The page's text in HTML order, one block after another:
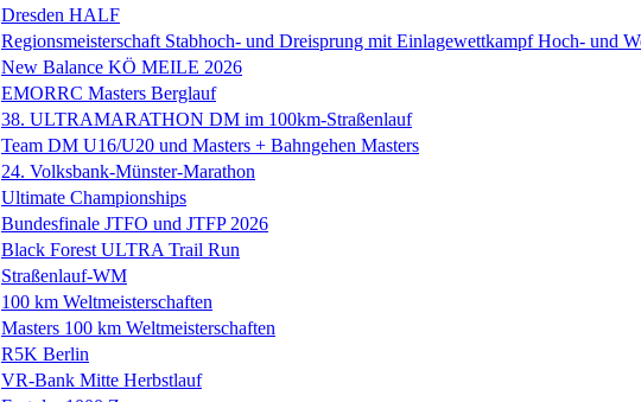
Dresden HALF
Regionsmeisterschaft Stabhoch- und Dreisprung mit Einlagewettkampf Hoch- und
New Balance KÖ MEILE 2026
EMORRC Masters Berglauf
38. ULTRAMARATHON DM im 100km-Straßenlauf
Team DM U16/U20 und Masters + Bahngehen Masters
24. Volksbank-Münster-Marathon
Ultimate Championships
Bundesfinale JTFO und JTFP 2026
Black Forest ULTRA Trail Run
Straßenlauf-WM
100 km Weltmeisterschaften
Masters 100 km Weltmeisterschaften
R5K Berlin
VR-Bank Mitte Herbstlauf